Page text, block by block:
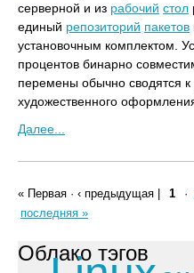
серверной и из рабочий стол
единый репозиторий пакетов
установочным комплектом.
процентов бинарно
перемены обычно сводятся к
художественного
Далее...
« Первая · ‹ предыдущая 1 ·
последняя »
Облако тэгов